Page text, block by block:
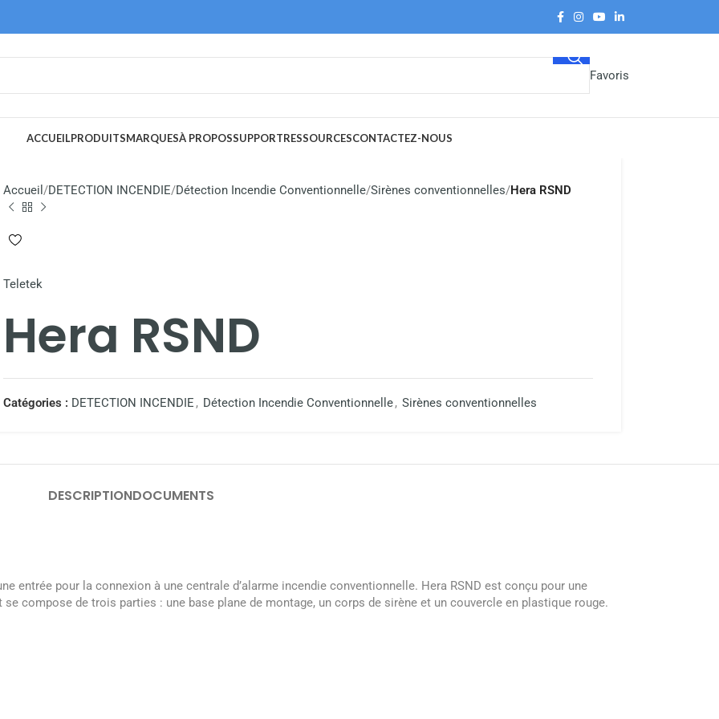
Favoris
ACCUEILPRODUITSMARQUESÀ PROPOSSUPPORTRESSOURCESCONTACTEZ-NOUS
Accueil DETECTION INCENDIE Détection Incendie Conventionnelle Sirènes conventionnelles Hera RSND
Teletek
Hera RSND
Catégories : DETECTION INCENDIE , Détection Incendie Conventionnelle, Sirènes conventionnelles
DESCRIPTIONDOCUMENTS
entrée pour la connexion à une centrale d’alarme incendie conventionnelle. Hera RSND est conçu pour une
compose de trois parties : une base plane de montage, un corps de sirène et un couvercle en plastique rouge.